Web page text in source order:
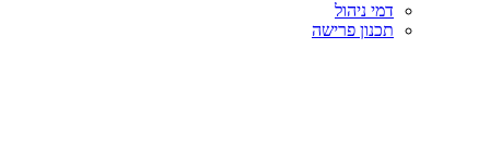
דמי ניהול
תכנון פרישה